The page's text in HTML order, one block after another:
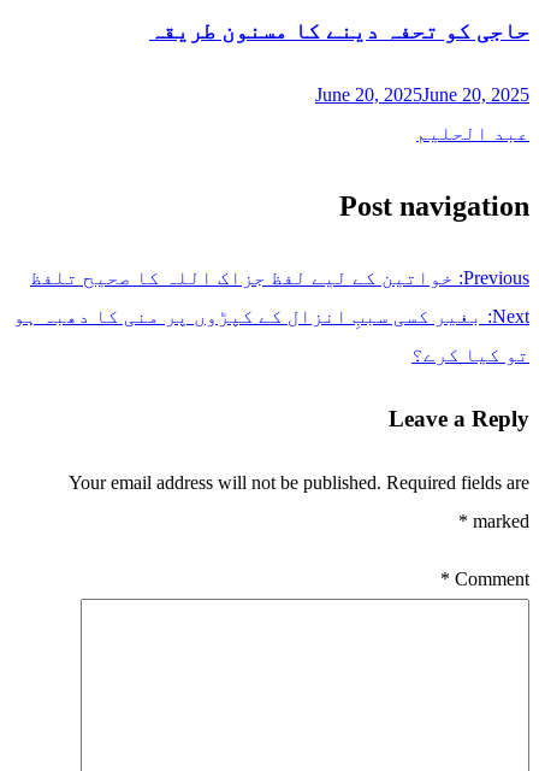
حاجی کو تحفہ دینے کا مسنون طریقہ
June 20, 2025June 20, 2025
عبد الحلیم
Post navigation
Previous: خواتین کے لیے لفظ جزاک اللہ کا صحیح تلفظ
Next:
بغیر کسی سببِ انزال کے کپڑوں پر منی کا دھبہ ہو
تو کیا کرے؟
Leave a Reply
Your email address will not be published. Required fields are
marked
*
Comment
*